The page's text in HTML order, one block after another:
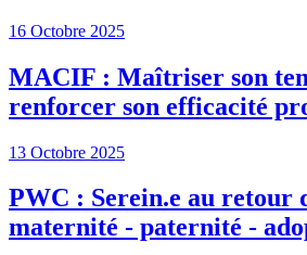
16 Octobre 2025
MACIF : Maîtriser son
renforcer son efficacité
13 Octobre 2025
PWC : Serein.e au retour
maternité - paternité -